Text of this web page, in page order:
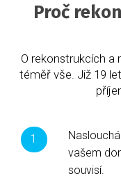
Proč
O rekonstrukcích a
téměř vše. Již 19
vašem
souvisí.